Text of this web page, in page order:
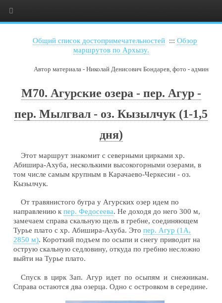
Общий список достопримечательностей::: Обзор
маршрутов по Архызу.
Автор материала - Николай Денисович Бондарев, фото - админ
М70. Агурские озера - пер. Агур -
пер. Мылгвал - оз. Кызылчук (1-1,5
дня)
Этот маршрут знакомит с северными цирками хр.
Абишира-Ахуба, несколькими высокогорными озерами, в
том числе самым крупным в Карачаево-Черкесии - оз.
Кызылчук.
От травянистого бугра у Агурских озер идем по
направлению кпер. Федосеева. Не доходя до него 300 м,
замечаем справа скальную щель в гребне, соединяющем
Турье плато с хр. Абишира-Ахуба. Этопер. Агур (1А,
2850 м). Короткий подъем по осыпи и снегу приводит на
острую скальную седловину, откуда по гребню несложно
выйти на Турье плато.
Спуск в цирк Зап. Агур идет по осыпям и снежникам.
Справа остаются два озерца. Одно с островком в середине.